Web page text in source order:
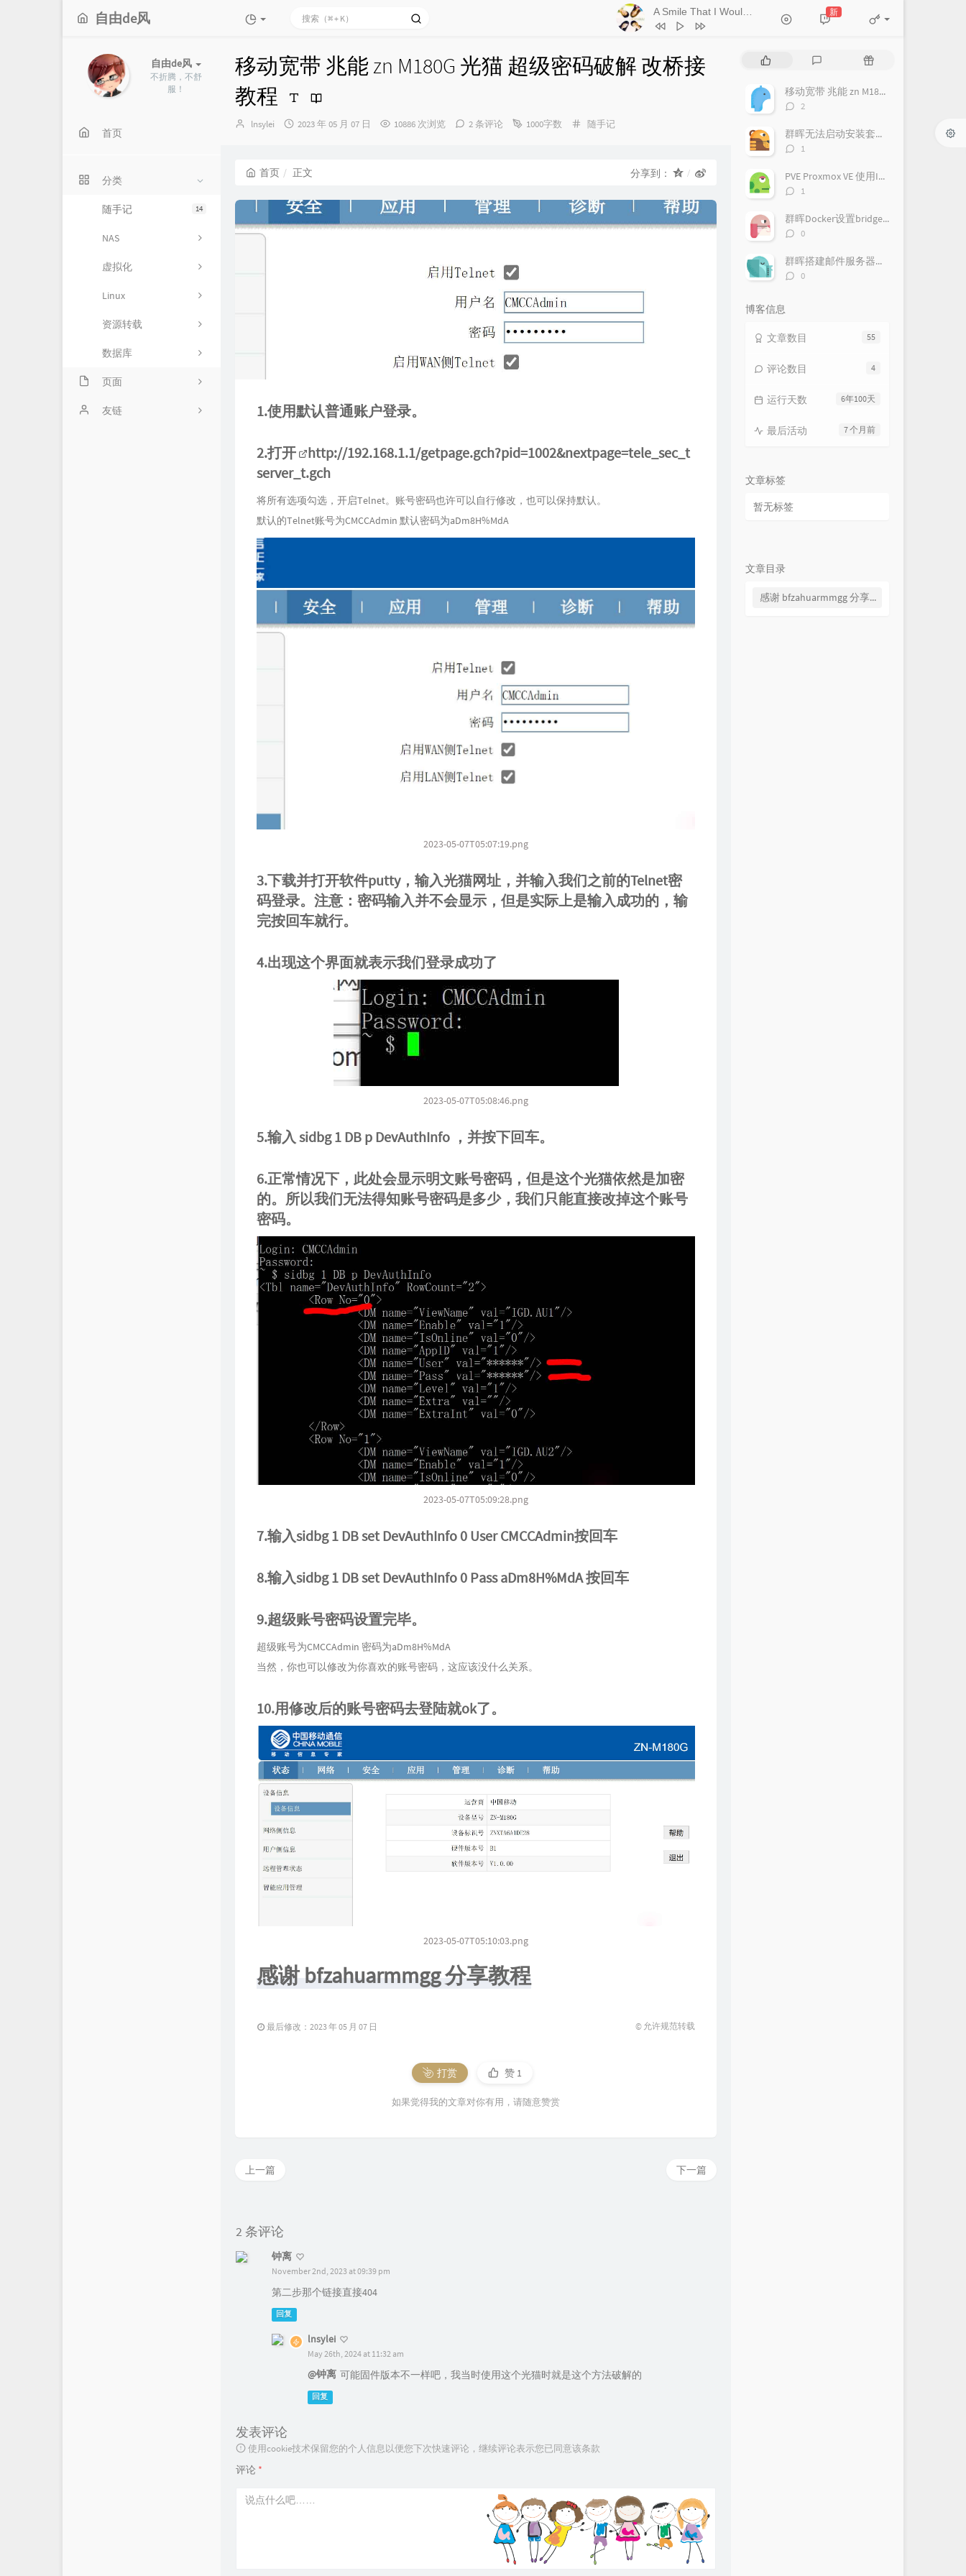
自由de风
- Kitti Kuremanee
1
Ticket (Day Trip)
Again
Kitti Kuremanee
3 Playground
Kitti Kuremanee
刘昊霖
厘小白
Tom Rosenthal
8 情人知己 叶蒨文
9 当初就不该学php
新
自由de风
不折腾，不舒
服！
首页
分类
14
随手记
NAS
虚拟化
Linux
资源转载
数据库
页面
关于友链
移动宽带 兆能 zn M180G 光猫 超级密码破解 改桥接
教程
博
lnsylei
发
2023 年 05 月 07 日 10886 次浏览 2 条评论 1000字数
分
随手记
首页 正文 分享到：
1.使用默认普通账户登录。
2.打开
http://192.168.1.1/getpage.gch?pid=1002&nextpage=tele_sec_t
server_t.gch
将所有选项勾选，开启Telnet。账号密码也许可以自行修改，也可以保持默认。
默认的Telnet账号为CMCCAdmin 默认密码为aDm8H%MdA
2023-05-07T05:07:19.png
3.下载并打开软件putty，输入光猫网址，并输入我们之前的Telnet密
码登录。注意：密码输入并不会显示，但是实际上是输入成功的，输
完按回车就行。
4.出现这个界面就表示我们登录成功了
2023-05-07T05:08:46.png
5.输入 sidbg 1 DB p DevAuthInfo ，并按下回车。
6.正常情况下，此处会显示明文账号密码，但是这个光猫依然是加密
的。所以我们无法得知账号密码是多少，我们只能直接改掉这个账号
密码。
2023-05-07T05:09:28.png
7.输入sidbg 1 DB set DevAuthInfo 0 User CMCCAdmin按回车
8.输入sidbg 1 DB set DevAuthInfo 0 Pass aDm8H%MdA 按回车
9.超级账号密码设置完毕。
超级账号为CMCCAdmin 密码为aDm8H%MdA
当然，你也可以修改为你喜欢的账号密码，这应该没什么关系。
10.用修改后的账号密码去登陆就ok了。
2023-05-07T05:10:03.png
感谢 bfzahuarmmgg 分享教程
最后修改：2023 年 05 月 07 日 © 允许规范转载
打赏 赞 1
如果觉得我的文章对你有用，请随意赞赏
下一篇
上一篇
2 条评论
钟离
November 2nd, 2023 at 09:39 pm
第二步那个链接直接404
回复
lnsylei
May 26th, 2024 at 11:32 am
@钟离 可能固件版本不一样吧，我当时使用这个光猫时就是这个方法破解的
回复
发表评论
使用cookie技术保留您的个人信息以便您下次快速评论，继续评论表示您已同意该条款
评论 *
评
随
文移动宽带 兆能 zn M180G 光猫 超级密码破解 改桥接教程
评
数：
2
群晖无法启动安装套件，提示此套件需要您启动pgsql-adapter.service
评
数：
1
PVE Proxmox VE 使用IPv6
评
数：
1
群晖Docker设置bridge-host模式
评
数：
0
群晖搭建邮件服务器（Mailplus Server套件）
评
0
博客信息
55
文章数目
4
评论数目
6年100天
运行天数
7 个月前
最后活动
文章标签
暂无标签
文章目录
感谢 bfzahuarmmgg 分享教程